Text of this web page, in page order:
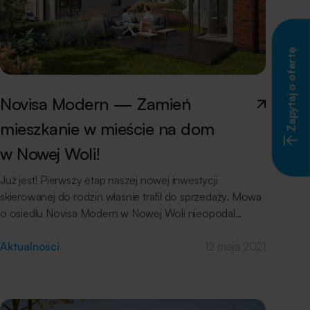
Novisa Modern — Zamień
mieszkanie w mieście na dom
w Nowej Woli!
Już jest! Pierwszy etap naszej nowej inwestycji
skierowanej do rodzin właśnie trafił do sprzedaży. Mowa
o osiedlu Novisa Modern w Nowej Woli nieopodal
zbudujemy w sumie 59 „bliźniaków”. W pierwszym
wszystkie nasze osiedla również Novisa Modern
Aktualności 12 maja 2021
Zapytaj o ofertę